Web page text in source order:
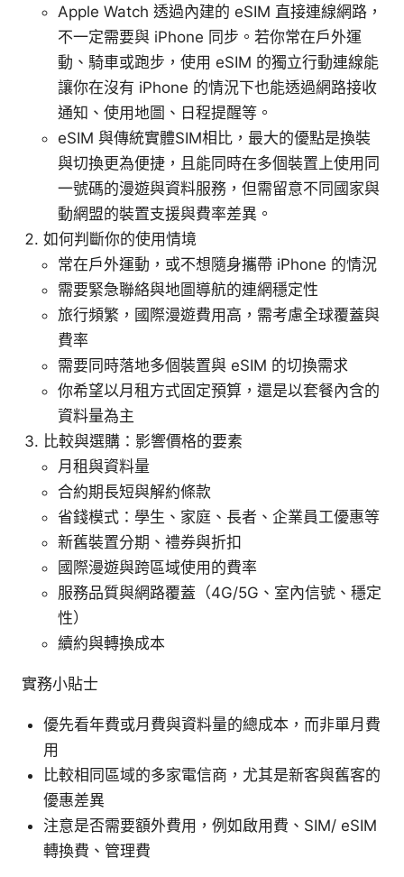
Apple Watch 透過內建的 eSIM 直接連線網路，
不一定需要與 iPhone 同步。若你常在戶外運
動、騎車或跑步，使用 eSIM 的獨立行動連線能
讓你在沒有 iPhone 的情況下也能透過網路接收
通知、使用地圖、日程提醒等。
eSIM 與傳統實體SIM相比，最大的優點是換裝
與切換更為便捷，且能同時在多個裝置上使用同
一號碼的漫遊與資料服務，但需留意不同國家與
動網盟的裝置支援與費率差異。
如何判斷你的使用情境
常在戶外運動，或不想隨身攜帶 iPhone 的情況
需要緊急聯絡與地圖導航的連網穩定性
旅行頻繁，國際漫遊費用高，需考慮全球覆蓋與
費率
需要同時落地多個裝置與 eSIM 的切換需求
你希望以月租方式固定預算，還是以套餐內含的
資料量為主
比較與選購：影響價格的要素
月租與資料量
合約期長短與解約條款
省錢模式：學生、家庭、長者、企業員工優惠等
新舊裝置分期、禮券與折扣
國際漫遊與跨區域使用的費率
服務品質與網路覆蓋（4G/5G、室內信號、穩定
性）
續約與轉換成本
實務小貼士
優先看年費或月費與資料量的總成本，而非單月費
用
比較相同區域的多家電信商，尤其是新客與舊客的
優惠差異
注意是否需要額外費用，例如啟用費、SIM/ eSIM
轉換費、管理費